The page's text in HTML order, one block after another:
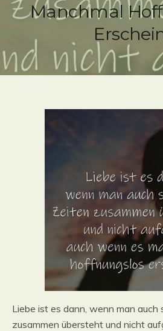
Manchmal
Liebe ist es dann, wenn man auch
zusammen übersteht und nicht